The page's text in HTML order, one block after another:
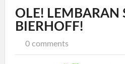
OLE! LEMBARAN
BIERHOFF!
0 comments